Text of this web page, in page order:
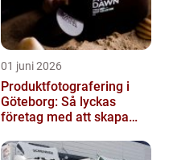
01 juni 2026
Produktfotografering i
Göteborg: Så lyckas
företag med att skapa